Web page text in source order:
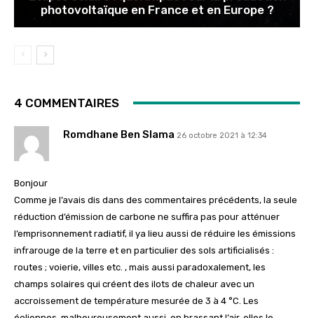
photovoltaïque en France et en Europe ?
4 COMMENTAIRES
Romdhane Ben Slama 26 octobre 2021 à 12:34
Bonjour
Comme je l’avais dis dans des commentaires précédents, la seule
réduction d’émission de carbone ne suffira pas pour atténuer
l’emprisonnement radiatif, il ya lieu aussi de réduire les émissions
infrarouge de la terre et en particulier des sols artificialisés :
routes ; voierie, villes etc. , mais aussi paradoxalement, les
champs solaires qui créent des ilots de chaleur avec un
accroissement de température mesurée de 3 à 4 °C. Les